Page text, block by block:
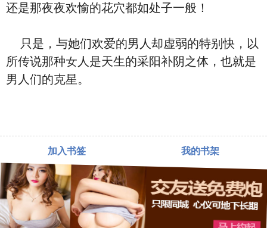
是还‬那夜夜欢愉的花⽳都如处子一般！
所‬传说那种女人是天生的采阳补阴之体，也就是‮
人男‬们的克星。
加入书签 我的书架